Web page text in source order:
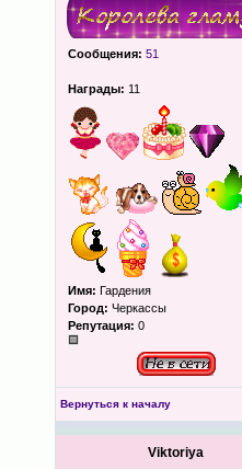
Сообщения: 51
Награды: 11
Имя: Гардения
Город: Черкассы
Репутация: 0
Вернуться к началу
Viktoriya